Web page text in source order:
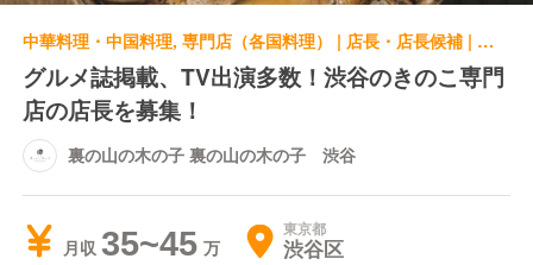
中華料理・中国料理, 専門店（各国料理） | 店長・店長候補 | 裏の山の木の子 裏の山の木の子 渋谷
グルメ誌掲載、TV出演多数！渋谷のきのこ専門
店の店長を募集！
裏の山の木の子 裏の山の木の子 渋谷
月収 35~45 東京都
渋谷区